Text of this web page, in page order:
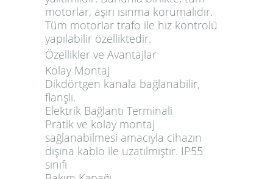
motorlar, aşırı ısınma korumalıdır.
Tüm motorlar trafo ile hız kontrolü
yapılabilir özelliktedir.
Özellikler ve Avantajlar
Kolay Montaj
Dikdörtgen kanala bağlanabilir,
flanşlı.
Elektrik Bağlantı Terminali
Pratik ve kolay montaj
sağlanabilmesi amacıyla cihazın
dışına kablo ile uzatılmıştır. IP55
sınıfı